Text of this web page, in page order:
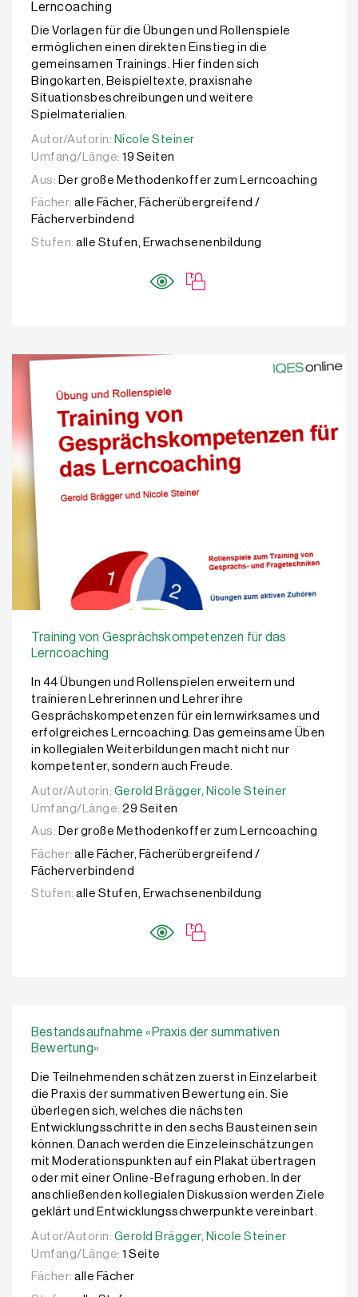
Lerncoaching
Die Vorlagen für die Übungen und Rollenspiele
ermöglichen einen direkten Einstieg in die
gemeinsamen Trainings. Hier finden sich
Bingokarten, Beispieltexte, praxisnahe
Situationsbeschreibungen und weitere
Spielmaterialien.
Autor/Autorin: Nicole Steiner
Autor/Autorin: Nicole Steiner
Umfang/Länge: 19 Seiten
Aus: Der große Methodenkoffer zum Lerncoaching
Fächer: alle Fächer, Fächerübergreifend /
Fächerverbindend
Stufen: alle Stufen, Erwachsenenbildung
Training von Gesprächskompetenzen für das
Lerncoaching
In 44 Übungen und Rollenspielen erweitern und
trainieren Lehrerinnen und Lehrer ihre
Gesprächskompetenzen für ein lernwirksames und
erfolgreiches Lerncoaching. Das gemeinsame Üben
in kollegialen Weiterbildungen macht nicht nur
kompetenter, sondern auch Freude.
Autor/Autorin: Gerold Brägger, Nicole Steiner
Autor/Autorin: Gerold Brägger, Nicole Steiner
Umfang/Länge: 29 Seiten
Aus: Der große Methodenkoffer zum Lerncoaching
Fächer: alle Fächer, Fächerübergreifend /
Fächerverbindend
Stufen: alle Stufen, Erwachsenenbildung
Bestandsaufnahme «Praxis der summativen
Bewertung»
Die Teilnehmenden schätzen zuerst in Einzelarbeit
die Praxis der summativen Bewertung ein. Sie
überlegen sich, welches die nächsten
Entwicklungsschritte in den sechs Bausteinen sein
können. Danach werden die Einzeleinschätzungen
mit Moderationspunkten auf ein Plakat übertragen
oder mit einer Online-Befragung erhoben. In der
anschließenden kollegialen Diskussion werden Ziele
geklärt und Entwicklungsschwerpunkte vereinbart.
Autor/Autorin: Gerold Brägger, Nicole Steiner
Autor/Autorin: Gerold Brägger, Nicole Steiner
Umfang/Länge: 1 Seite
Fächer: alle Fächer